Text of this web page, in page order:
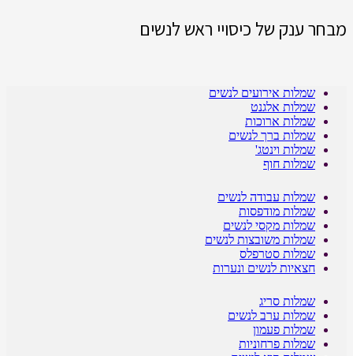
מבחר ענק של כיסויי ראש לנשים
שמלות אירועים לנשים
שמלות אלגנט
שמלות ארוכות
שמלות ברך לנשים
שמלות וינטג'
שמלות חוף
שמלות עבודה לנשים
שמלות מודפסות
שמלות מקסי לנשים
שמלות משובצות לנשים
שמלות סטרפלס
חצאיות לנשים ונערות
שמלות סריג
שמלות ערב לנשים
שמלות פעמון
שמלות פרחוניות